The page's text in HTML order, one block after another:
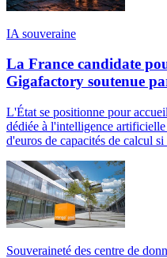
IA souveraine
La France candidate
Gigafactory soutenue
L'État se positionne pour
dédiée à l'intelligence
d'euros de capacités de calcul
Souveraineté des centre de